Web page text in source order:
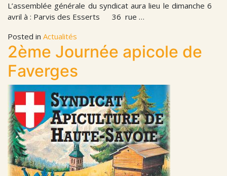
L’assemblée générale du syndicat aura lieu le dimanche 6
avril à : Parvis des Esserts 36 rue …
Posted in Actualités
2ème Journée apicole de
Faverges